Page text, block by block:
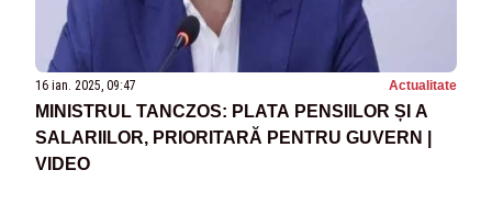
16 ian. 2025, 09:47 Actualitate
MINISTRUL TANCZOS: PLATA PENSIILOR ȘI A
SALARIILOR, PRIORITARĂ PENTRU GUVERN |
VIDEO